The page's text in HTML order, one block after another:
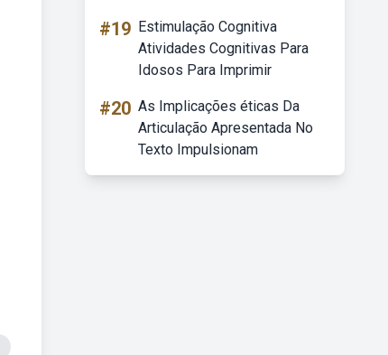
#19 Estimulação Cognitiva
Atividades Cognitivas Para
Idosos Para Imprimir
#20 As Implicações éticas Da
Articulação Apresentada No
Texto Impulsionam